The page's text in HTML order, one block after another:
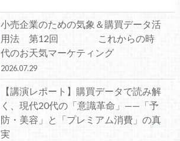
小売企業のための気象＆購買データ活
用法 第12回 これからの時
代のお天気マーケティング
2026.07.29
【講演レポート】購買データで読み解
く、現代20代の「意識革命」——「予
防・美容」と「プレミアム消費」の真
実